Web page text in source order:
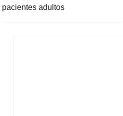
pacientes adultos